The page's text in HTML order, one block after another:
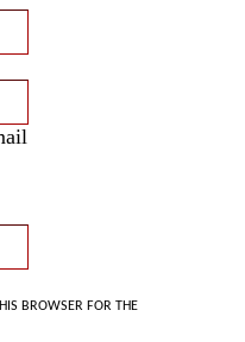
BROWSER FOR THE